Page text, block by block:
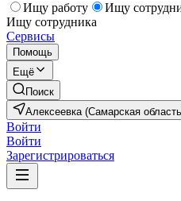
Ищу работу
Ищу
Ищу сотрудника
Сервисы
Помощь
Ещё
Поиск
Алексеевка (Самарская
Войти
Войти
Зарегистрироваться